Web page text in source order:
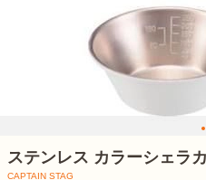
ステンレス カラーシェラ
CAPTAIN STAG